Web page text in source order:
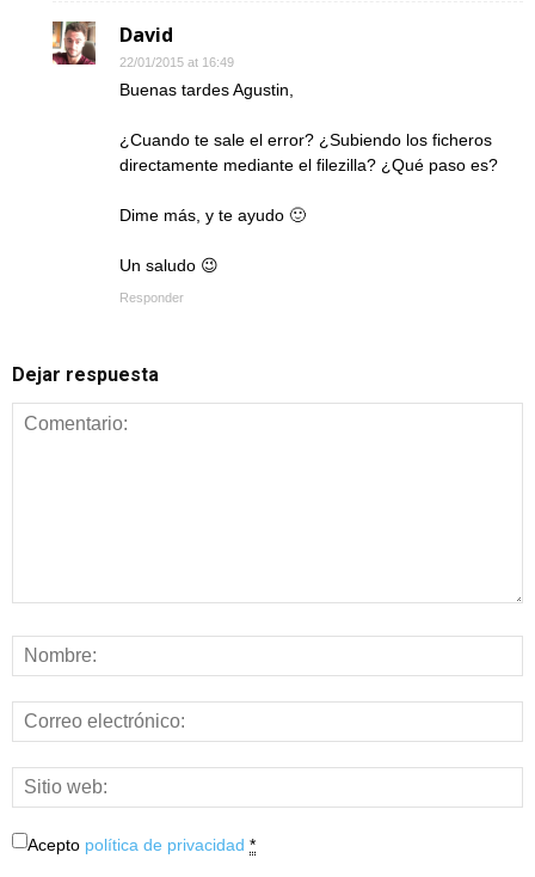
David
22/01/2015 at 16:49
Buenas tardes Agustin,
¿Cuando te sale el error? ¿Subiendo los ficheros
directamente mediante el filezilla? ¿Qué paso es?
Dime más, y te ayudo 🙂
Un saludo 😉
Responder
Dejar respuesta
Acepto política de privacidad *